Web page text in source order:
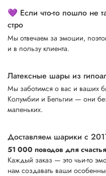
💜 Если что-то пошло не
стро
Мы отвечаем за эмоции,
и в пользу клиента.
Латексные шары из
Мы заботимся о вас и ваших
Колумбии и Бельгии — они
маленьких.
Доставляем шарики с
51 000 поводов для
Каждый заказ — это чьи-то
нам создавать ваши